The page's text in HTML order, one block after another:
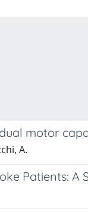
motor
A.
Patients: